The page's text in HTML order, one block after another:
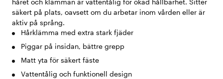
håret och klämman är vattentålig för ökad hållbarhet. Sitter
säkert på plats, oavsett om du arbetar inom vården eller är
aktiv på språng.
Hårklämma med extra stark fjäder
Piggar på insidan, bättre grepp
Matt yta för säkert fäste
Vattentålig och funktionell design